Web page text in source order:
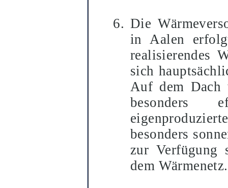
Die
in Aalen
realisierendes
sich
Auf dem Dach
besonders
besonders
zur Verfügung
dem Wärmenetz.